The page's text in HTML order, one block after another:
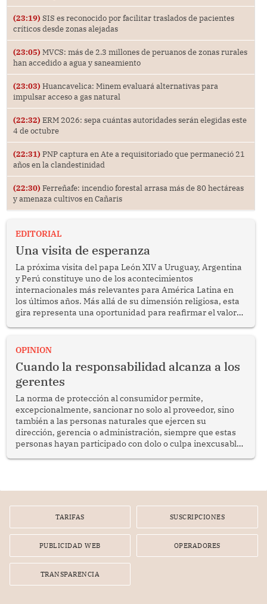
(23:19) SIS es reconocido por facilitar traslados de pacientes
críticos desde zonas alejadas
(23:05) MVCS: más de 2.3 millones de peruanos de zonas rurales
han accedido a agua y saneamiento
(23:03) Huancavelica: Minem evaluará alternativas para
impulsar acceso a gas natural
(22:32) ERM 2026: sepa cuántas autoridades serán elegidas este
4 de octubre
(22:31) PNP captura en Ate a requisitoriado que permaneció 21
años en la clandestinidad
(22:30) Ferreñafe: incendio forestal arrasa más de 80 hectáreas
y amenaza cultivos en Cañaris
EDITORIAL
Una visita de esperanza
La próxima visita del papa León XIV a Uruguay, Argentina
y Perú constituye uno de los acontecimientos
internacionales más relevantes para América Latina en
los últimos años. Más allá de su dimensión religiosa, esta
gira representa una oportunidad para reafirmar el valor
enfrenta desafíos en materia de desarrollo, cohesión
OPINION
Cuando la responsabilidad alcanza a los
gerentes
La norma de protección al consumidor permite,
excepcionalmente, sancionar no solo al proveedor, sino
también a las personas naturales que ejercen su
dirección, gerencia o administración, siempre que estas
personas hayan participado con dolo o culpa inexcusable
por la frustrada realización de un meet and greet con
TARIFAS SUSCRIPCIONES
PUBLICIDAD WEB OPERADORES
TRANSPARENCIA